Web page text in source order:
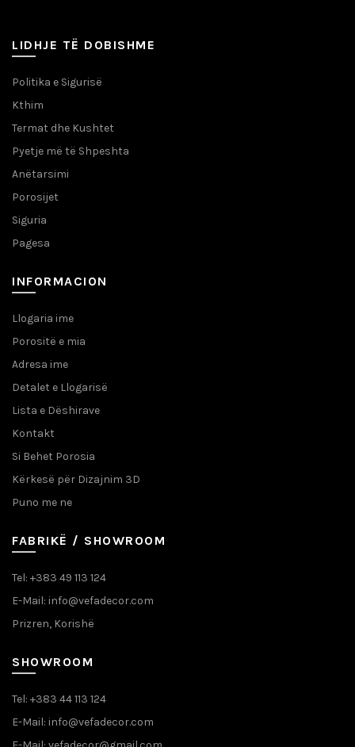
LIDHJE TË DOBISHME
Politika e Sigurisë
Kthim
Termat dhe Kushtet
Pyetje më të Shpeshta
Anëtarsimi
Porosijet
Siguria
Pagesa
INFORMACION
Llogaria ime
Porositë e mia
Adresa ime
Detalet e Llogarisë
Lista e Dëshirave
Kontakt
Si Behet Porosia
Kërkesë për Dizajnim 3D
Puno me ne
FABRIKË / SHOWROOM
Tel: +383 49 113 124
E-Mail: info@vefadecor.com
Prizren, Korishë
SHOWROOM
Tel: +383 44 113 124
E-Mail: info@vefadecor.com